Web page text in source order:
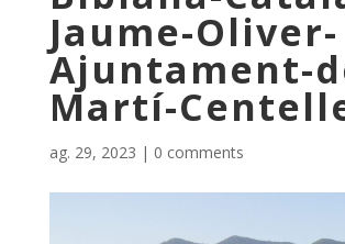
Jaume-Oliver-
Ajuntament-
Martí-
ag. 29, 2023 | 0 comments